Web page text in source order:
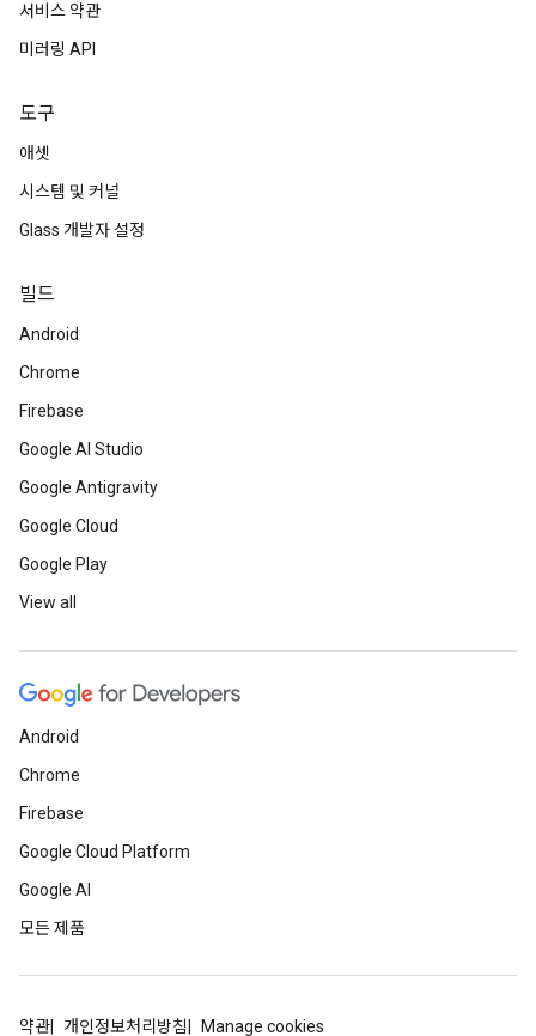
서비스 약관
미러링 API
도구
애셋
시스템 및 커널
Glass 개발자 설정
빌드
Android
Chrome
Firebase
Google AI Studio
Google Antigravity
Google Cloud
Google Play
View all
Android
Chrome
Firebase
Google Cloud Platform
Google AI
모든 제품
약관 개인정보처리방침 Manage cookies